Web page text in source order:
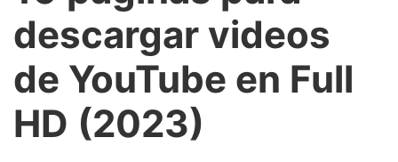
descargar videos
de YouTube en Full
HD (2023)